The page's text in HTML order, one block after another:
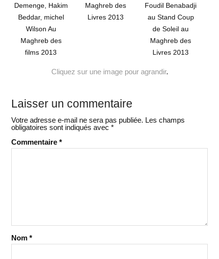
Demenge, Hakim
Beddar, michel
Wilson Au
Maghreb des
films 2013
Maghreb des
Livres 2013
Foudil Benabadji
au Stand Coup
de Soleil au
Maghreb des
Livres 2013
Cliquez sur une image pour agrandir.
Laisser un commentaire
Votre adresse e-mail ne sera pas publiée. Les champs
obligatoires sont indiqués avec *
Commentaire *
Nom *